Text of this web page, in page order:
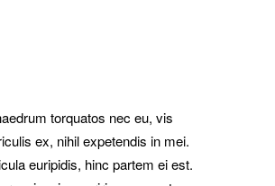
torquatos nec eu, vis
ex, nihil expetendis in mei.
euripidis, hinc partem ei est.